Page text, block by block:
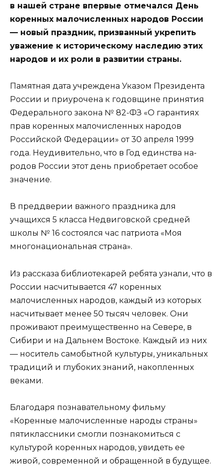
в нашей стране впервые отмечался День
коренных малочислен­ных народов России
— новый праздник, призванный укре­пить
уважение к историчес­кому наследию этих
наро­дов и их роли в развитии страны.
Памятная дата учреждена Указом Президента
России и приурочена к годовщине при­нятия
Федерального закона № 82-ФЗ «О гарантиях
прав коренных малочисленных наро­дов
Российской Федерации» от 30 апреля 1999
года. Неудиви­тельно, что в Год единства на­
родов России этот день приоб­ретает особое
значение.
В преддверии важного праздника для
учащихся 5 класса Недвиговской средней
школы № 16 состоялся час патриота «Моя
многонацио­нальная страна».
Из рассказа библиотекарей ребята узнали, что в
России насчитывается 47 коренных
малочисленных народов, каж­дый из которых
насчитывает менее 50 тысяч человек. Они
проживают преимущественно на Севере, в
Сибири и на Дальнем Востоке. Каждый из них
— носитель самобытной культуры, уникальных
тради­ций и глубоких знаний, накоп­ленных
веками.
Благодаря познавательно­му фильму
«Коренные мало­численные народы страны»
пя­тиклассники смогли познако­миться с
культурой коренных народов, увидеть ее
живой, со­временной и обращенной в будущее.